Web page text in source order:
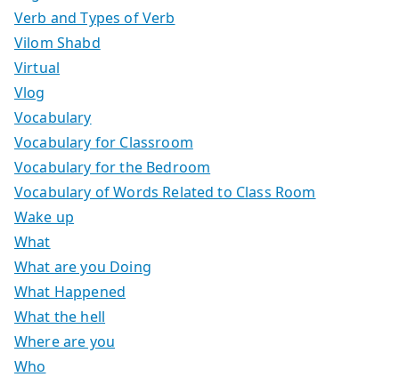
Verb and Types of Verb
Vilom Shabd
Virtual
Vlog
Vocabulary
Vocabulary for Classroom
Vocabulary for the Bedroom
Vocabulary of Words Related to Class Room
Wake up
What
What are you Doing
What Happened
What the hell
Where are you
Who